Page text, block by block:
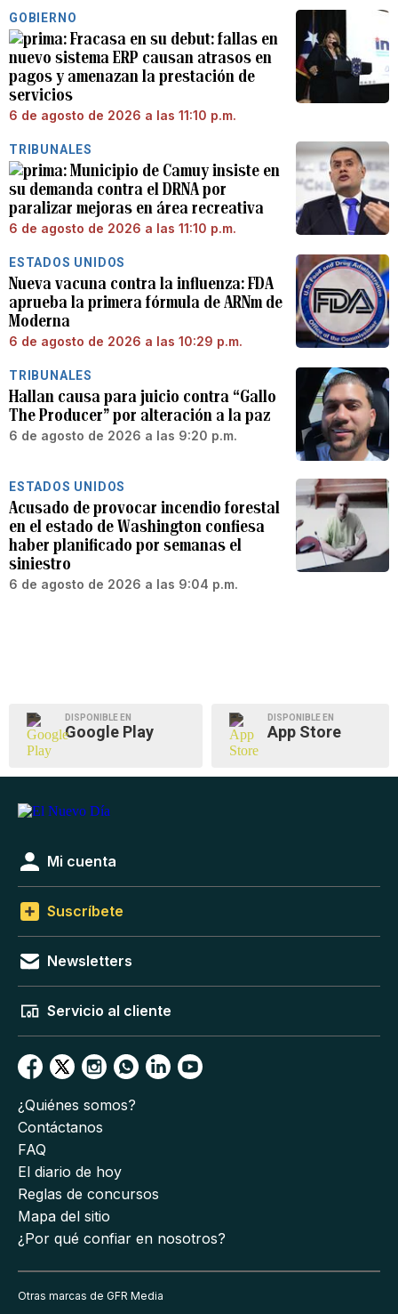
GOBIERNO
Fracasa en su debut: fallas en
nuevo sistema ERP causan atrasos en
pagos y amenazan la prestación de
servicios
6 de agosto de 2026 a las 11:10 p.m.
TRIBUNALES
Municipio de Camuy insiste en
su demanda contra el DRNA por
paralizar mejoras en área recreativa
6 de agosto de 2026 a las 11:10 p.m.
ESTADOS UNIDOS
Nueva vacuna contra la influenza: FDA
aprueba la primera fórmula de ARNm de
Moderna
6 de agosto de 2026 a las 10:29 p.m.
TRIBUNALES
Hallan causa para juicio contra “Gallo
The Producer” por alteración a la paz
6 de agosto de 2026 a las 9:20 p.m.
ESTADOS UNIDOS
Acusado de provocar incendio forestal
en el estado de Washington confiesa
haber planificado por semanas el
siniestro
6 de agosto de 2026 a las 9:04 p.m.
DISPONIBLE EN
Google Play
DISPONIBLE EN
App Store
Mi cuenta
Suscríbete
Newsletters
Servicio al cliente
¿Quiénes somos?
Contáctanos
FAQ
El diario de hoy
Reglas de concursos
Mapa del sitio
¿Por qué confiar en nosotros?
Otras marcas de GFR Media